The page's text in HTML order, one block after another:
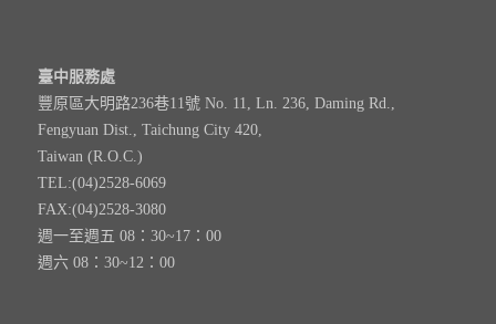
臺中服務處
豐原區大明路236巷11號 No. 11, Ln. 236, Daming Rd.,
Fengyuan Dist., Taichung City 420,
Taiwan (R.O.C.)
TEL:(04)2528-6069
FAX:(04)2528-3080
週一至週五 08：30~17：00
週六 08：30~12：00